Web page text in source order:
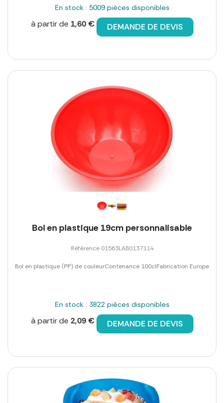
En stock : 5009 pièces disponibles
à partir de 1,60 € DEMANDE DE DEVIS
Bol en plastique 19cm personnalisable
Référence 01563LAB0137114
Bol en plastique (PP) de couleurContenance 100clFabrication Europe
En stock : 3822 pièces disponibles
à partir de 2,09 € DEMANDE DE DEVIS